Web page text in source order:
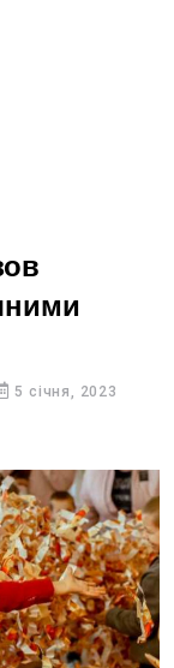
5 січня, 2023